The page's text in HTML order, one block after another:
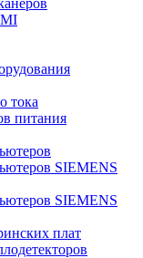
тока
питания
SIEMENS
SIEMENS
плат